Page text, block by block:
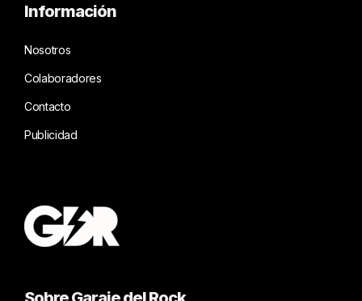
Información
Nosotros
Colaboradores
Contacto
Publicidad